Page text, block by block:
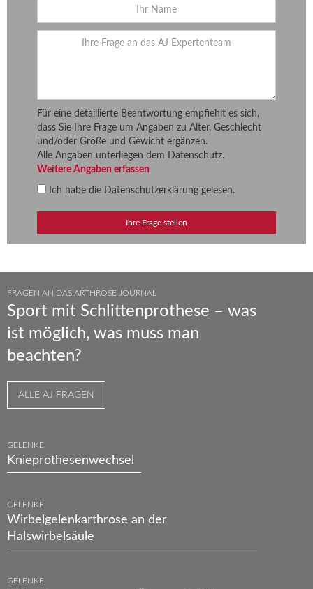
Für eine detaillierte Beantwortung empfiehlt es sich,
dass Sie Ihre Frage um Angaben zu Alter, Geschlecht
und/oder Größe und Gewicht ergänzen.
Alle Angaben unterliegen dem Datenschutz.
Weitere Angaben erfassen
Ich habe die Datenschutzerklärunggelesen.
FRAGEN AN DAS ARTHROSE JOURNAL
Sport mit Schlittenprothese – was
ist möglich, was muss man
beachten?
ALLE AJ FRAGEN
GELENKE
Knieprothesenwechsel
GELENKE
Wirbelgelenkarthrose an der
Halswirbelsäule
GELENKE